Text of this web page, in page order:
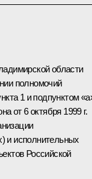
области
полномочий
1 и подпунктом
от 6 октября 1999 г.
и исполнительных
Российской